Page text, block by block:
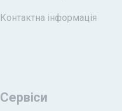
Контактна інформація
Сервіси